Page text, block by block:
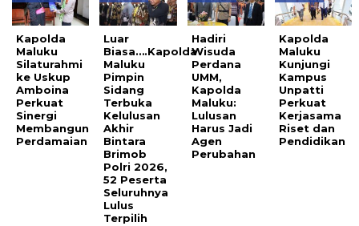
Kapolda
Maluku
Silaturahmi
ke Uskup
Amboina
Perkuat
Sinergi
Membangun
Perdamaian
Luar
Biasa….Kapolda
Maluku
Pimpin
Sidang
Terbuka
Kelulusan
Akhir
Bintara
Brimob
Polri 2026,
52 Peserta
Seluruhnya
Lulus
Terpilih
Hadiri
Wisuda
Perdana
UMM,
Kapolda
Maluku:
Lulusan
Harus Jadi
Agen
Perubahan
Kapolda
Maluku
Kunjungi
Kampus
Unpatti
Perkuat
Kerjasama
Riset dan
Pendidikan